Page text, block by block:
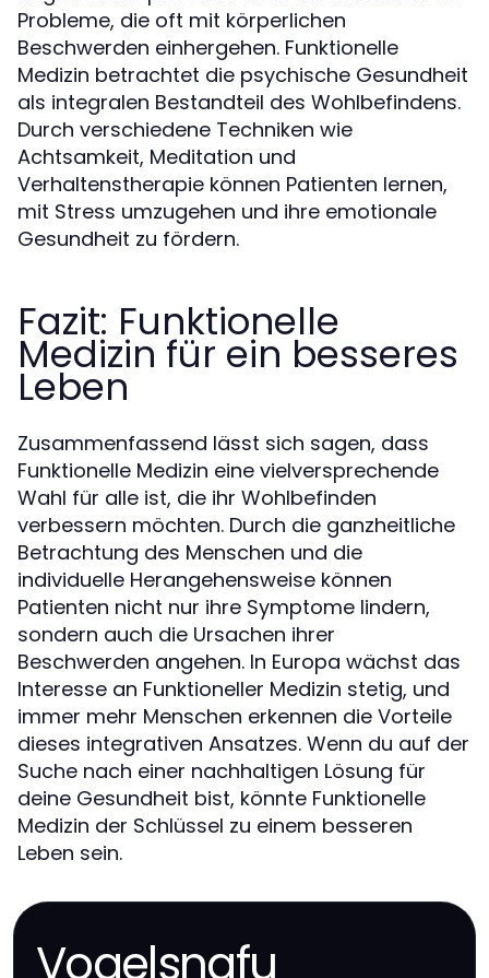
Probleme, die oft mit körperlichen
Beschwerden einhergehen. Funktionelle
Medizin betrachtet die psychische Gesundheit
als integralen Bestandteil des Wohlbefindens.
Durch verschiedene Techniken wie
Achtsamkeit, Meditation und
Verhaltenstherapie können Patienten lernen,
mit Stress umzugehen und ihre emotionale
Gesundheit zu fördern.
Fazit: Funktionelle
Medizin für ein besseres
Leben
Zusammenfassend lässt sich sagen, dass
Funktionelle Medizin eine vielversprechende
Wahl für alle ist, die ihr Wohlbefinden
verbessern möchten. Durch die ganzheitliche
Betrachtung des Menschen und die
individuelle Herangehensweise können
Patienten nicht nur ihre Symptome lindern,
sondern auch die Ursachen ihrer
Beschwerden angehen. In Europa wächst das
Interesse an Funktioneller Medizin stetig, und
immer mehr Menschen erkennen die Vorteile
dieses integrativen Ansatzes. Wenn du auf der
Suche nach einer nachhaltigen Lösung für
deine Gesundheit bist, könnte Funktionelle
Medizin der Schlüssel zu einem besseren
Leben sein.
Vogelsnafu